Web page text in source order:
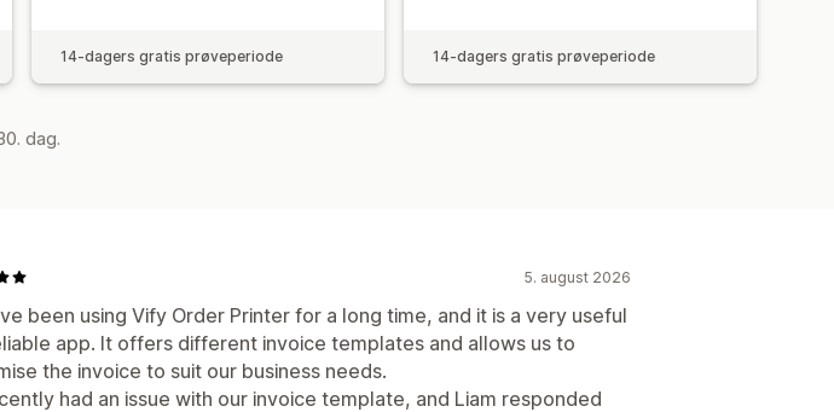
14-dagers gratis prøveperiode 14-dagers gratis prøveperiode
dag.
5. august 2026
been using Vify Order Printer for a long time, and it is a very useful
app. It offers different invoice templates and allows us to
the invoice to suit our business needs.
had an issue with our invoice template, and Liam responded